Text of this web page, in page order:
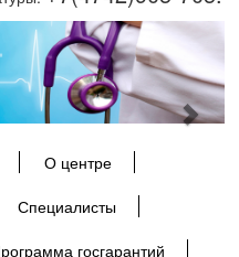
Next
О центре
Специалисты
госгарантий